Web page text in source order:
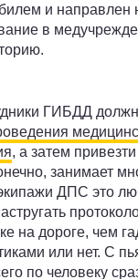
и направлен
в
ГИБДД
, а затем
занимает
ДПС это
на дороге, чем
или нет. С
по человеку